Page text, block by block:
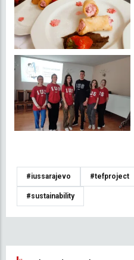
#iussarajevo #tefproject
#sustainability